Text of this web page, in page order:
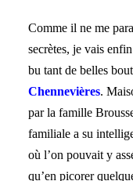
Comme il ne me
secrètes, je vais
bu tant de belles
Chennevières.
par la famille
familiale a su
où l’on pouvait y
qu’en picorer